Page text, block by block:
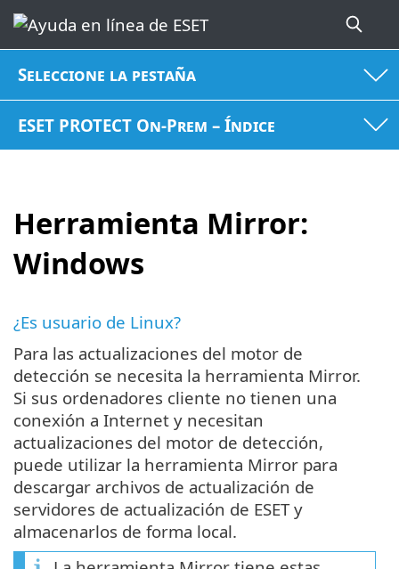
Seleccione la pestaña
ESET PROTECT On-Prem – Índice
Herramienta Mirror:
Windows
¿Es usuario de Linux?
Para las actualizaciones del motor de
detección se necesita la herramienta Mirror.
Si sus ordenadores cliente no tienen una
conexión a Internet y necesitan
actualizaciones del motor de detección,
puede utilizar la herramienta Mirror para
descargar archivos de actualización de
servidores de actualización de ESET y
almacenarlos de forma local.